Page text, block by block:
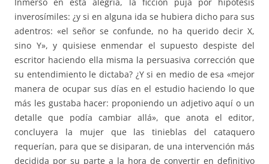
Inmerso en esta alegría, la ficción puja por hipótesis
inverosímiles: ¿y si en alguna ida se hubiera dicho para sus
adentros: «el señor se confunde, no ha querido decir X,
sino Y», y quisiese enmendar el supuesto despiste del
escritor haciendo ella misma la persuasiva corrección que
su entendimiento le dictaba? ¿Y si en medio de esa «mejor
manera de ocupar sus días en el estudio haciendo lo que
más les gustaba hacer: proponiendo un adjetivo aquí o un
detalle que podía cambiar allá», que anota el editor,
concluyera la mujer que las tinieblas del cataquero
requerían, para que se disiparan, de una intervención más
decidida por su parte a la hora de convertir en definitivo